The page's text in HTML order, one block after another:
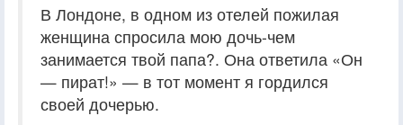
В Лондоне, в одном из отелей пожилая
женщина спросила мою дочь-чем
занимается твой папа?. Она ответила «Он
— пират!» — в тот момент я гордился
своей дочерью.